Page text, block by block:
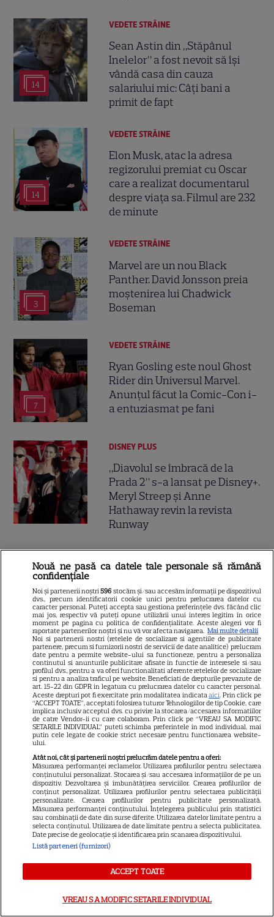
14
VEDETE STRĂINE
Sean Astin din „Stăpânul
Inelelor” a fost nevoit să își
vândă casa din cauza
salariului mic: Câți bani a
primit de fapt
14
VEDETE STRĂINE
Elon Musk, atac la adresa
regizorului premiat cu Oscar
care a realizat documentarul
despre viața sa. Filmul are 232
de minute
3
VEDETE STRĂINE
Marvel are un nou Black
Panther. David Jonsson preia
moștenirea lui Chadwick
Boseman
7
VEDETE STRĂINE
Ryan Gosling este noul Ghost
Rider din Universul Marvel.
Anunțul făcut la Comic-Con i-
a entuziasmat pe fani
DISNEY PLUS
„Diavolul se îmbracă de la
Prada 2” s-a lansat pe Disney+.
Meryl Streep și Anne
Hathaway revin la revista
Runway
9
impresionant pentru Anne
Hathaway și Emily Blunt la
„Diavolul se îmbracă de la
Prada 2”. Ce salarii ar fi primit
actrițele
13
VEDETE STRĂINE
Tom Holland, decizie radicală
pentru noul său film! Ce
promisiune a făcut actorul
a făcut senzație prin dans
13
SKYSHOWTIME
Scarlett Johansson și Kristin
Scott Thomas, din nou mamă
și fiică pe ecran în „My
Mother's Wedding”. Când
apare filmul pe SkyShowtime
PRIME VIDEO
Nouă ne pasă ca datele tale personale să rămână
confidențiale
Noi și partenerii noștri596 stocăm și/sau accesăm informații pe dispozitivul
dvs., precum identificatorii cookie unici pentru prelucrarea datelor cu
caracter personal. Puteți accepta sau gestiona preferințele dvs. făcând clic
mai jos, respectiv vă puteți opune utilizării unui interes legitim în orice
moment pe pagina cu politica de confidențialitate. Aceste alegeri vor fi
raportate partenerilor noștri și nu vă vor afecta navigarea. Mai multe detalii
Noi si partenerii nostri (retelele de socializare si agentiile de publicitate
partenere, precum si furnizorii nostri de servicii de date analitice) prelucram
date pentru a permite website-ului sa functioneze, pentru a personaliza
continutul si anunturile publicitare afisate in functie de interesele si/sau
profilul dvs., pentru a va oferi functionalitati aferente retelelor de socializare
si pentru a analiza traficul pe website. Beneficiati de drepturile prevazute de
art. 15-22 din GDPR in legatura cu prelucrarea datelor cu caracter personal.
Aceste drepturi pot fi exercitate prin modalitatea indicataaici. Prin click pe
“ACCEPT TOATE”, acceptati folosirea tuturor Tehnologiilor de tip Cookie, care
implica inclusiv acceptul dvs. cu privire la stocarea/accesarea informatiilor
de catre Vendor-ii cu care colaboram. Prin click pe “VREAU SA MODIFIC
SETARILE INDIVIDUAL” puteti schimba preferintele in mod individual, mai
putin cele legate de cookie strict necesare pentru functionarea website-
ului.
Atât noi, cât și partenerii noștri prelucrăm datele pentru a oferi:
Măsurarea performanței reclamelor. Utilizarea profilurilor pentru selectarea
conținutului personalizat. Stocarea și/sau accesarea informațiilor de pe un
dispozitiv. Dezvoltarea și îmbunătățirea serviciilor. Crearea profilurilor de
conținut personalizat. Utilizarea profilurilor pentru selectarea publicității
personalizate. Crearea profilurilor pentru publicitate personalizată.
Măsurarea performanței conținutului. Înțelegerea publicului prin statistici
sau combinații de date din surse diferite. Utilizarea datelor limitate pentru a
selecta conținutul. Utilizarea de date limitate pentru a selecta publicitatea.
Date precise de geolocație și identificarea prin scanarea dispozitivului.
Listă parteneri (furnizori)
ACCEPT TOATE
VREAU SA MODIFIC SETARILE INDIVIDUAL